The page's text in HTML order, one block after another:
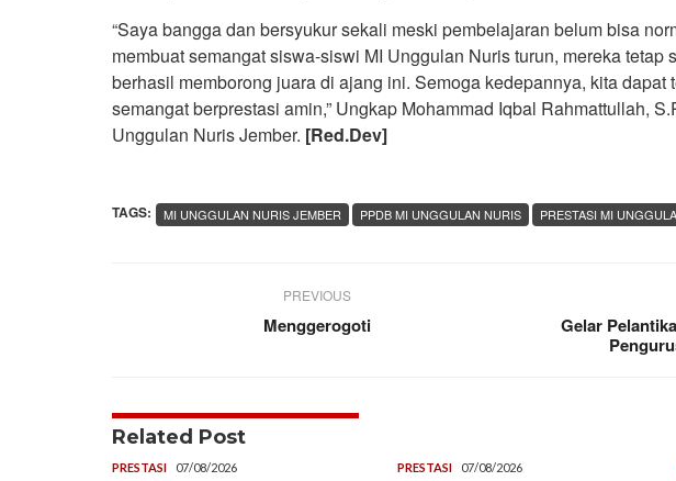
“Saya bangga dan bersyukur sekali meski pembelajaran belum bisa
membuat semangat siswa-siswi MI Unggulan Nuris turun, mereka tetap
berhasil memborong juara di ajang ini. Semoga kedepannya, kita dapat
semangat berprestasi amin,” Ungkap Mohammad Iqbal Rahmattullah,
Unggulan Nuris Jember. [Red.Dev]
TAGS: MI UNGGULAN NURIS JEMBER PPDB MI UNGGULAN NURIS PRESTASI MI
PREVIOUS
Menggerogoti
Gelar
Related Post
PRESTASI 07/08/2026 PRESTASI 07/08/2026